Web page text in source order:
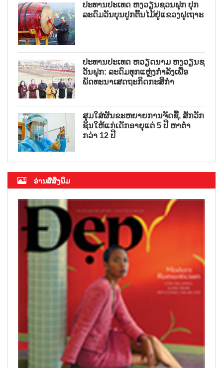
ປະທານປະເທດ ຫງວຽນຊວນຟຸກ ປຸກ
ລະດົມວັນບຸນປູກຕົ້ນໄມ້ຢູ່ແຂວງຝູເຖາະ
ປະທານປະເທດ ຫວຽດນາມ ຫງວຽນຊ
ວັນຟຸກ: ລະດົມທຸກແຫຼ່ງກຳລັງເພື່ອ
ພັດທະນາເສດຖະກິດກະສິກຳ
ສຸມໃສ່ຜັນຂະຫຍາຍການຈັດຊື້, ສັກວັກ
ຊິນໃຫ້ແກ່ເດັກອາຍຸແຕ່ 5 ປີ ຫາຕ່ຳ
ກວ່າ 12 ປີ
ອ່ານສື່ສິ່ງພິມ